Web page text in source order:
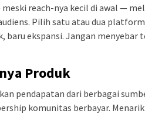
reach-nya kecil di awal —
Pilih satu atau dua
baru ekspansi. Jangan menyebar
Produk
pendapatan dari berbagai
komunitas berbayar.